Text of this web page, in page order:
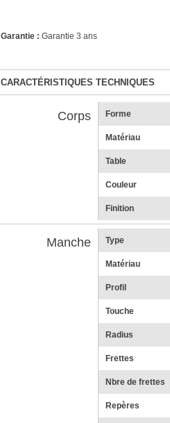
Garantie : Garantie 3 ans
CARACTÉRISTIQUES TECHNIQUES
Corps Forme
Matériau
Table
Couleur
Finition
Manche Type
Matériau
Profil
Touche
Radius
Frettes
Nbre de frettes
Repères